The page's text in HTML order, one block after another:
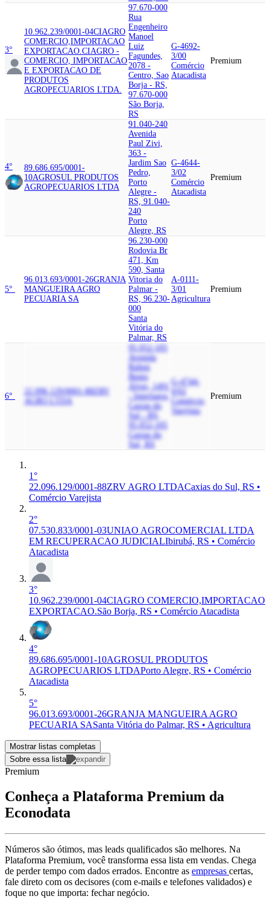
3°
10.962.239/0001-04CIAGRO
COMERCIO,IMPORTACAO
EXPORTACAO. CIAGRO -
COMERCIO, IMPORTACAO
E EXPORTACAO DE
PRODUTOS
AGROPECUARIOS LTDA.
97.670-000
Rua
Engenheiro
Manoel
Luiz
Fagundes,
2078 -
Centro, Sao
Borja - RS,
97.670-000
São Borja,
RS
G-4692-
3/00
Comércio
Atacadista
Premium
4°
89.686.695/0001-
10AGROSUL PRODUTOS
AGROPECUARIOS LTDA
91.040-240
Avenida
Paul Zivi,
363 -
Jardim Sao
Pedro,
Porto
Alegre -
RS, 91.040-
240
Porto
Alegre, RS
G-4644-
3/02
Comércio
Atacadista
Premium
5°
96.013.693/0001-26GRANJA
MANGUEIRA AGRO
PECUARIA SA
96.230-000
Rodovia Br
471, Km
590, Santa
Vitoria do
Palmar -
RS, 96.230-
000
Santa
Vitória do
Palmar, RS
A-0111-
3/01
Agricultura
Premium
6°
22.096.129/0001-88ZRV
AGRO LTDA
95.052-105
Avenida
Ruben
Bento
Alves, 1491
- Interlagos,
Caxias do
Sul - RS,
95.052-105
Caxias do
Sul, RS
G-4744-
0/02
Comércio
Varejista
Premium
1°
22.096.129/0001-88ZRV AGRO LTDACaxias do Sul, RS •
Comércio Varejista
2°
07.530.833/0001-03UNIAO AGROCOMERCIAL LTDA
EM RECUPERACAO JUDICIALIbirubá, RS • Comércio
Atacadista
3°
10.962.239/0001-04CIAGRO COMERCIO,IMPORTACAO
EXPORTACAO.São Borja, RS • Comércio Atacadista
4°
89.686.695/0001-10AGROSUL PRODUTOS
AGROPECUARIOS LTDAPorto Alegre, RS • Comércio
Atacadista
5°
96.013.693/0001-26GRANJA MANGUEIRA AGRO
PECUARIA SASanta Vitória do Palmar, RS • Agricultura
Mostrar listas completas
Sobre essa lista
Premium
Conheça a Plataforma Premium da
Econodata
Números são ótimos, mas leads qualificados são melhores. Na
Plataforma Premium, você transforma essa lista em vendas. Chega
de perder tempo com dados errados. Encontre as empresas certas,
fale direto com os decisores (com e-mails e telefones validados) e
foque no que importa: fechar negócio.